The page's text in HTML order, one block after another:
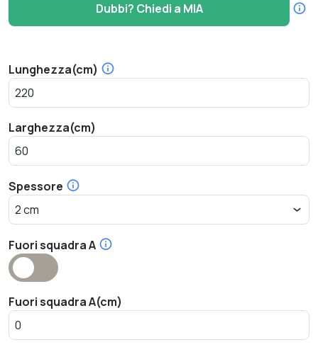
Dubbi? Chiedi a MIA
Lunghezza(cm)
Larghezza(cm)
Spessore
Fuori squadra A
Fuori squadra A(cm)